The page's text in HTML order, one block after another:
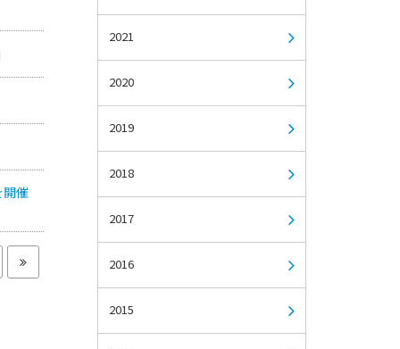
開催
2021
2020
2019
2018
2017
2016
2015